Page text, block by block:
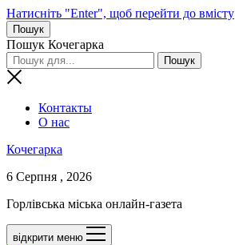
Натисніть "Enter", щоб перейти до вмісту
Пошук
Пошук Кочегарка
Контакты
О нас
Кочегарка
6 Серпня , 2026
Горлівська міська онлайн-газета
відкрити меню